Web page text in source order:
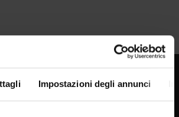
Impostazioni degli annunci